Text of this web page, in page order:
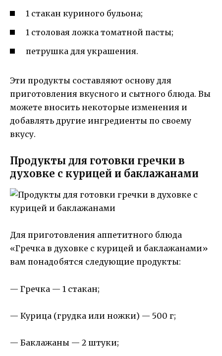
1 стакан куриного бульона;
1 столовая ложка томатной пасты;
петрушка для украшения.
Эти продукты составляют основу для
приготовления вкусного и сытного блюда. Вы
можете вносить некоторые изменения и
добавлять другие ингредиенты по своему
вкусу.
Продукты для готовки гречки в
духовке с курицей и баклажанами
Для приготовления аппетитного блюда
«Гречка в духовке с курицей и баклажанами»
вам понадобятся следующие продукты:
— Гречка — 1 стакан;
— Курица (грудка или ножки) — 500 г;
— Баклажаны — 2 штуки;